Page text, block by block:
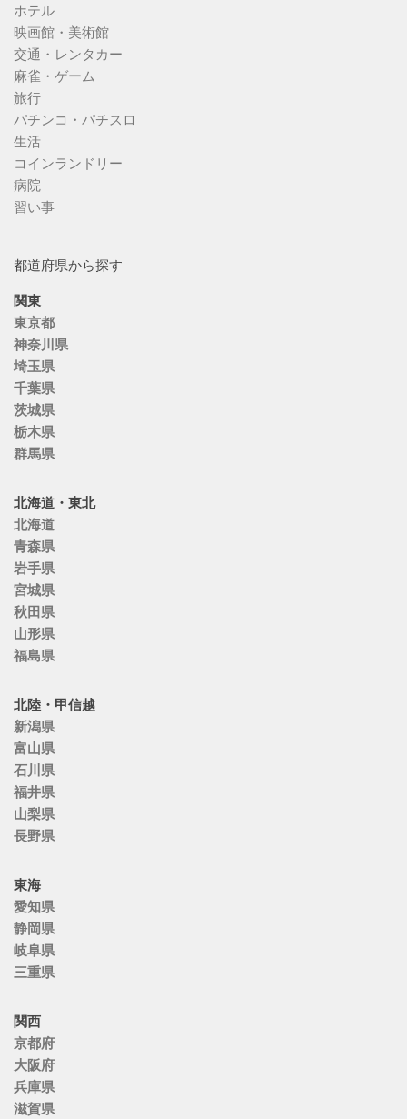
ホテル
映画館・美術館
交通・レンタカー
麻雀・ゲーム
旅行
パチンコ・パチスロ
生活
コインランドリー
病院
習い事
都道府県から探す
関東
東京都
神奈川県
埼玉県
千葉県
茨城県
栃木県
群馬県
北海道・東北
北海道
青森県
岩手県
宮城県
秋田県
山形県
福島県
北陸・甲信越
新潟県
富山県
石川県
福井県
山梨県
長野県
東海
愛知県
静岡県
岐阜県
三重県
関西
京都府
大阪府
兵庫県
滋賀県